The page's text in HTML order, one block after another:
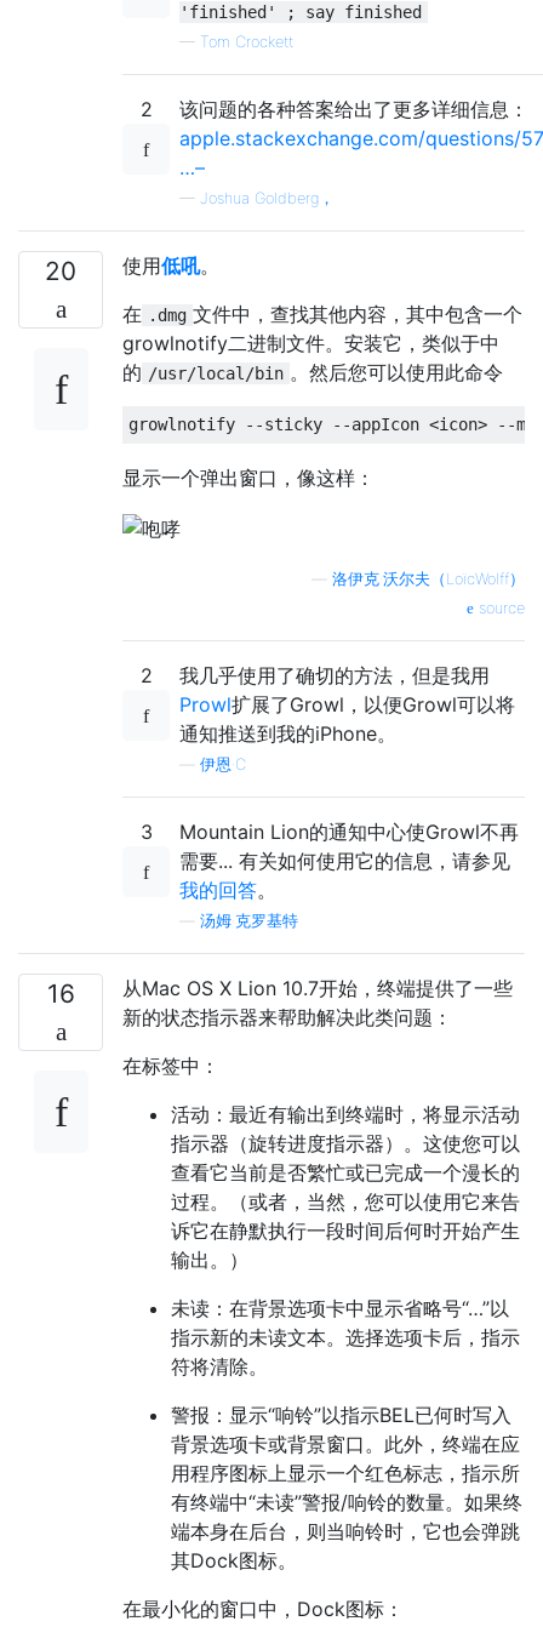
'finished' ; say finished
— Tom Crockett
2
该问题的各种答案给出了更多详细信息：
apple.stackexchange.com/questions/
…–
— Joshua Goldberg，
20 使用低吼。
在 .dmg 文件中，查找其他内容，其中包含一个
growlnotify二进制文件。安装它，类似于中
的 /usr/local/bin 。然后您可以使用此命令
growlnotify --sticky --appIcon <icon> --
显示一个弹出窗口，像这样：
洛伊克·沃尔夫（LoïcWolff）
source
2
我几乎使用了确切的方法，但是我用
Prowl扩展了Growl，以便Growl可以将
通知推送到我的iPhone。
伊恩·C
3
Mountain Lion的通知中心使Growl不再
需要... 有关如何使用它的信息，请参见
我的回答。
汤姆·克罗基特
16
从Mac OS X Lion 10.7开始，终端提供了一些
新的状态指示器来帮助解决此类问题：
在标签中：
活动：最近有输出到终端时，将显示活动
指示器（旋转进度指示器）。这使您可以
查看它当前是否繁忙或已完成一个漫长的
过程。（或者，当然，您可以使用它来告
诉它在静默执行一段时间后何时开始产生
输出。）
未读：在背景选项卡中显示省略号“…”以
指示新的未读文本。选择选项卡后，指示
符将清除。
警报：显示“响铃”以指示BEL已何时写入
背景选项卡或背景窗口。此外，终端在应
用程序图标上显示一个红色标志，指示所
有终端中“未读”警报/响铃的数量。如果终
端本身在后台，则当响铃时，它也会弹跳
其Dock图标。
在最小化的窗口中，Dock图标：